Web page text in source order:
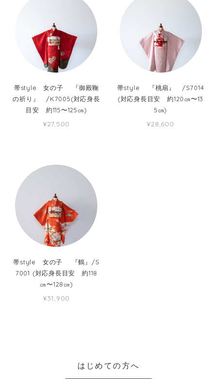
帯style 女の子 『御殿鞠
の祈り』 /K7005(対応身長
目安 約115〜125㎝)
¥27,500
帯style 『桃扇』 /S7014
(対応身長目安 約120㎝〜13
5㎝)
¥28,600
帯style 女の子 『鶴』/S
7001 (対応身長目安 約118
㎝〜128㎝)
¥31,900
はじめての方へ